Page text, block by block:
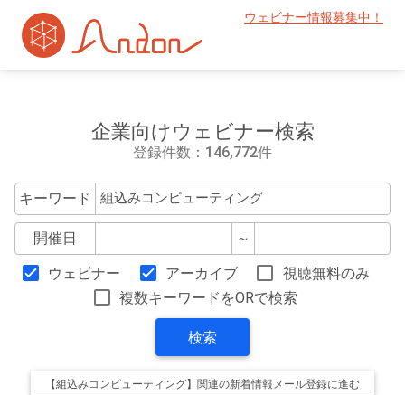
ウェビナー情報募集中！
企業向けウェビナー検索
登録件数：146,772件
キーワード
開催日 ～
ウェビナー アーカイブ
視聴無料のみ
複数キーワードをORで検索
検索
【組込みコンピューティング】関連の新着情報メール登録に進む